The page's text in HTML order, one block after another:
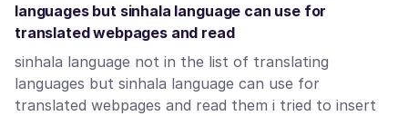
languages but sinhala language can use for
translated webpages and read
sinhala language not in the list of translating
languages but sinhala language can use for
translated webpages and read them i tried to insert